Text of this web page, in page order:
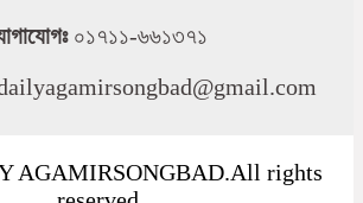
০১৭১১-৬৬১৩৭১
AGAMIRSONGBAD.All rights